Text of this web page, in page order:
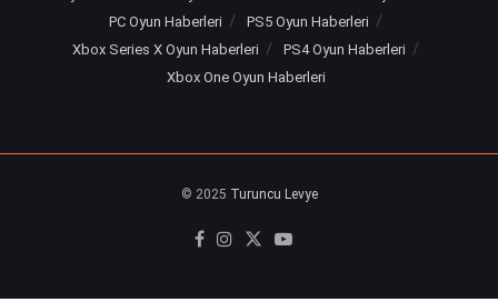
PC Oyun Haberleri
PS5 Oyun Haberleri
Xbox Series X Oyun Haberleri
PS4 Oyun Haberleri
Xbox One Oyun Haberleri
© 2025 Turuncu Levye